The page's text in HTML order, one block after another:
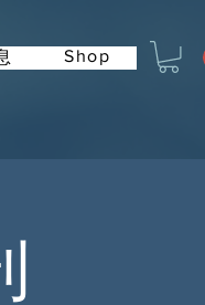
Shop